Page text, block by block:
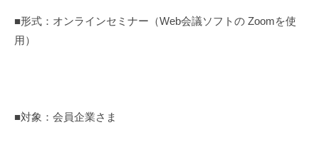
■形式：オンラインセミナー（Web会議ソフトの Zoomを使
用）
■対象：会員企業さま